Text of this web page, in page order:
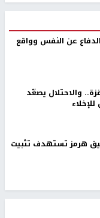
عن النفس وواقع
والاحتلال يصعّد
هرمز تستهدف تثبيت